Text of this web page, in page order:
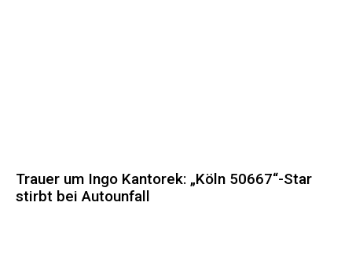
Trauer um Ingo Kantorek: „Köln 50667“-Star
stirbt bei Autounfall